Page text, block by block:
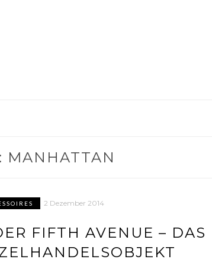
MANHATTAN
2 Dezember 2014
FIFTH AVENUE – DAS